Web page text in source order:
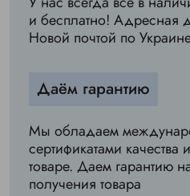
и бесплатно! Адресная
Новой почтой по
Даём гарантию
Мы обладаем
сертификатами
товаре. Даем гарантию
получения товара